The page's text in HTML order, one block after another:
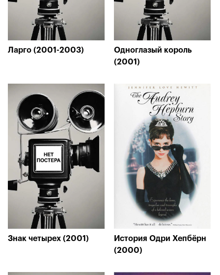
Ларго (2001-2003)
Одноглазый король
(2001)
Знак четырех (2001)
История Одри Хепбёрн
(2000)